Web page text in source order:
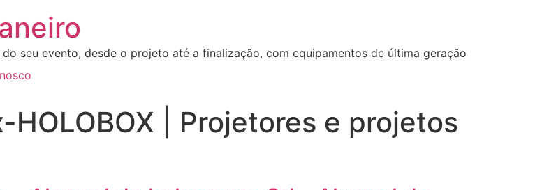
seu evento, desde o projeto até a finalização, com equipamentos de última geração
| Projetores e projetos